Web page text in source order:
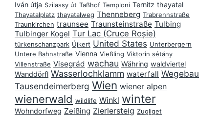
Iván útja Szilassy út Taßhof Temploni Ternitz thayatal
Thayatalplatz thayatalweg Thenneberg Trabrennstraße
Traunkirchen traunsee Traunsteinstraße Tulbing
Tulbinger Kogel Tur Lac (Cruce Roșie)
türkenschanzpark Újkert United States Unterbergern
Untere Bahnstraße Vienna Vießling Viktorin sétány
Villenstraße Visegrád wachau Währing waldviertel
Wanddörfl Wasserlochklamm waterfall Wegebau
Tausendeimerberg Wien wiener alpen
wienerwald wildlife Winkl winter
Wohndorfweg Zeißing Zierlersteig Zugliget